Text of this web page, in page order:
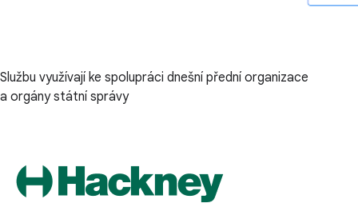
Službu využívají ke spolupráci dnešní přední organizace
a orgány státní správy